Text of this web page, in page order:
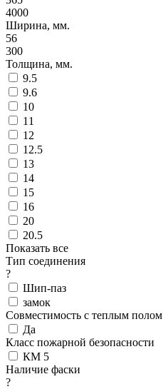
4000
Ширина, мм.
56
300
Толщина, мм.
9.5
9.6
10
11
12
12.5
13
14
15
16
20
20.5
Показать все
Тип соединения
?
Шип-паз
замок
Совместимость с теплым полом
Да
Класс пожарной безопасности
КМ 5
Наличие фаски
?